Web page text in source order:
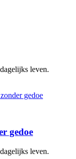
leven.
gedoe
leven.